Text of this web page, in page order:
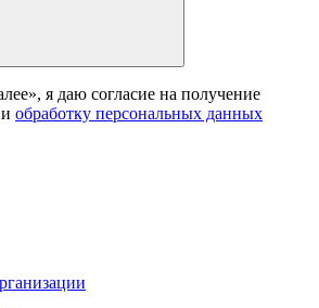
я даю согласие на получение
обработку персональных данных